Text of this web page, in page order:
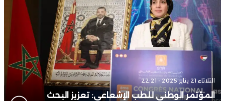
الثلاثاء 21 يناير 2025 - 22:21
المؤتمر الوطني للطب الإشعاعي: تعزيز البحث